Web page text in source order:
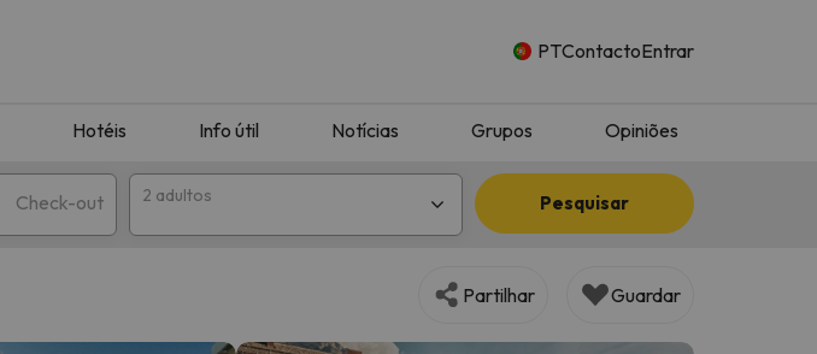
PTContactoEntrar
Hotéis Info útil Notícias Grupos Opiniões
Check-out 2 adultos Pesquisar
Partilhar Guardar